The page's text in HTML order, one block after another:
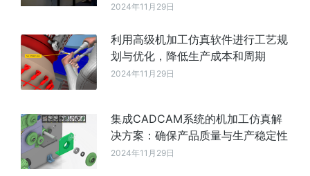
2024年11月29日
利用高级机加工仿真软件进行工艺规
划与优化，降低生产成本和周期
2024年11月29日
集成CADCAM系统的机加工仿真解
决方案：确保产品质量与生产稳定性
2024年11月29日